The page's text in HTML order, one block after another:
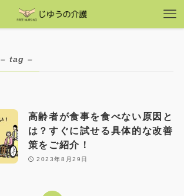
– tag –
高齢者が食事を食べない原因と
は？すぐに試せる具体的な改善
策をご紹介！
2023年8月29日